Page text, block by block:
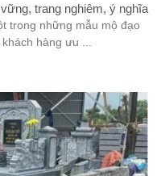
trang nghiêm, ý nghĩa
trong những mẫu mộ đạo
hàng ưu ...